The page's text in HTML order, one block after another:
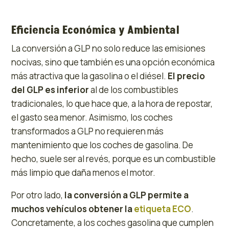
Eficiencia Económica y Ambiental
La conversión a GLP no solo reduce las emisiones
nocivas, sino que también es una opción económica
más atractiva que la gasolina o el diésel. El precio
del GLP es inferioral de los combustibles
tradicionales, lo que hace que, a la hora de repostar,
el gasto sea menor. Asimismo, los coches
transformados a GLP no requieren más
mantenimiento que los coches de gasolina. De
hecho, suele ser al revés, porque es un combustible
más limpio que daña menos el motor.
Por otro lado, la conversión a GLP permite a
muchos vehículos obtener laetiqueta ECO.
Concretamente, a los coches gasolina que cumplen